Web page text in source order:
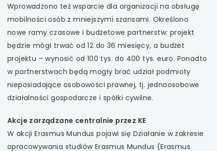
Wprowadzono też wsparcie dla organizacji na obsługę
mobilności osób z mniejszymi szansami. Określono
nowe ramy czasowe i budżetowe partnerstw: projekt
będzie mógł trwać od 12 do 36 miesięcy, a budżet
projektu – wynosić od 100 tys. do 400 tys. euro. Ponadto
w partnerstwach będą mogły brać udział podmioty
nieposiadające osobowości prawnej, tj. jednoosobowe
działalności gospodarcze i spółki cywilne.
Akcje zarządzane centralnie przez KE
W akcji Erasmus Mundus pojawi się Działanie w zakresie
opracowywania studiów Erasmus Mundus (Erasmus